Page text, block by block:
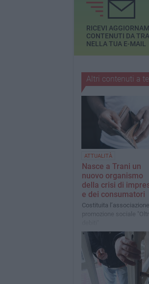
RICEVI
CONTENUTI DA
NELLA TUA E-MAIL
Altri contenuti a
ATTUALITÀ
Nasce a Trani un
nuovo organismo
della crisi di
e dei consumatori
Costituita
promozione sociale